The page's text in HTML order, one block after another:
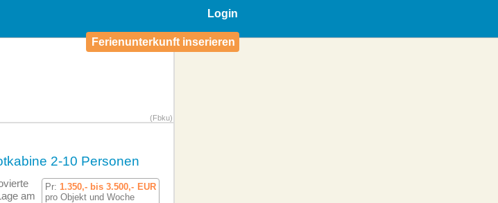
Login
Ferienunterkunft inserieren
(Fbku)
2-10 Personen
Pr: 1.350,- bis 3.500,- EUR
pro Objekt und Woche
am